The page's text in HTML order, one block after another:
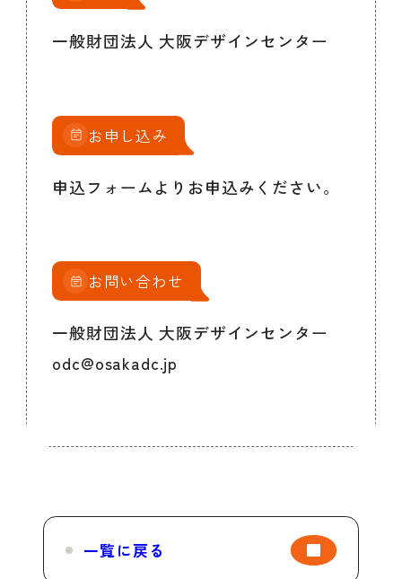
一般財団法人 大阪デザインセンター
お申し込み
申込フォームよりお申込みください。
お問い合わせ
一般財団法人 大阪デザインセンター
odc@osakadc.jp
一覧に戻る